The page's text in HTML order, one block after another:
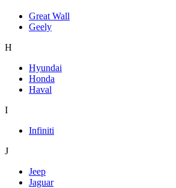
Great Wall
Geely
H
Hyundai
Honda
Haval
I
Infiniti
J
Jeep
Jaguar